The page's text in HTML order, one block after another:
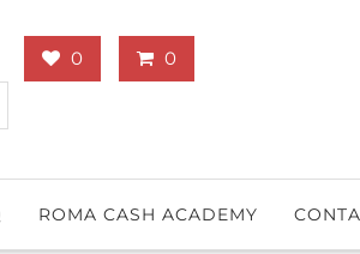
0 0
ROMA CASH ACADEMY